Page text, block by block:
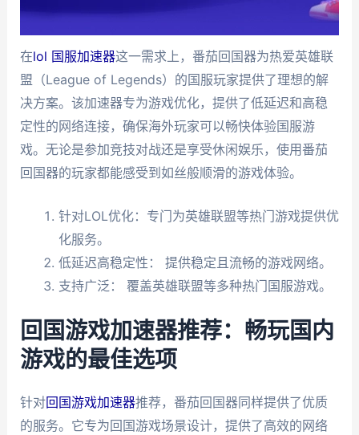
在lol 国服加速器这一需求上，番茄回国器为热爱英雄联
盟（League of Legends）的国服玩家提供了理想的解
决方案。该加速器专为游戏优化，提供了低延迟和高稳
定性的网络连接，确保海外玩家可以畅快体验国服游
戏。无论是参加竞技对战还是享受休闲娱乐，使用番茄
回国器的玩家都能感受到如丝般顺滑的游戏体验。
针对LOL优化：专门为英雄联盟等热门游戏提供优
化服务。
低延迟高稳定性： 提供稳定且流畅的游戏网络。
支持广泛： 覆盖英雄联盟等多种热门国服游戏。
回国游戏加速器推荐：畅玩国内
游戏的最佳选项
针对回国游戏加速器推荐，番茄回国器同样提供了优质
的服务。它专为回国游戏场景设计，提供了高效的网络